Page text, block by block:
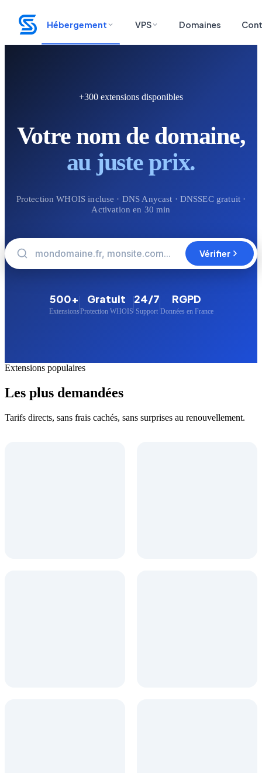
Hébergement VPS Domaines
+300 extensions disponibles
Votre nom de domaine,
au juste prix.
Protection WHOIS incluse · DNS Anycast · DNSSEC gratuit ·
Activation en 30 min
Vérifier
500+
Extensions
Gratuit
Protection WHOIS
24/7
Support
RGPD
Données en France
Extensions populaires
Les plus demandées
Tarifs directs, sans frais cachés, sans surprises au renouvellement.